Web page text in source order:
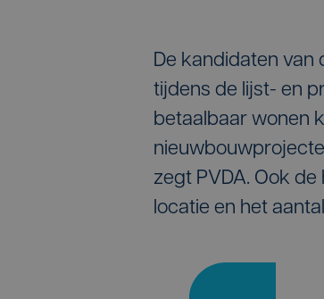
De kandidaten van
tijdens de lijst- en
betaalbaar wonen
zegt PVDA. Ook
locatie en het